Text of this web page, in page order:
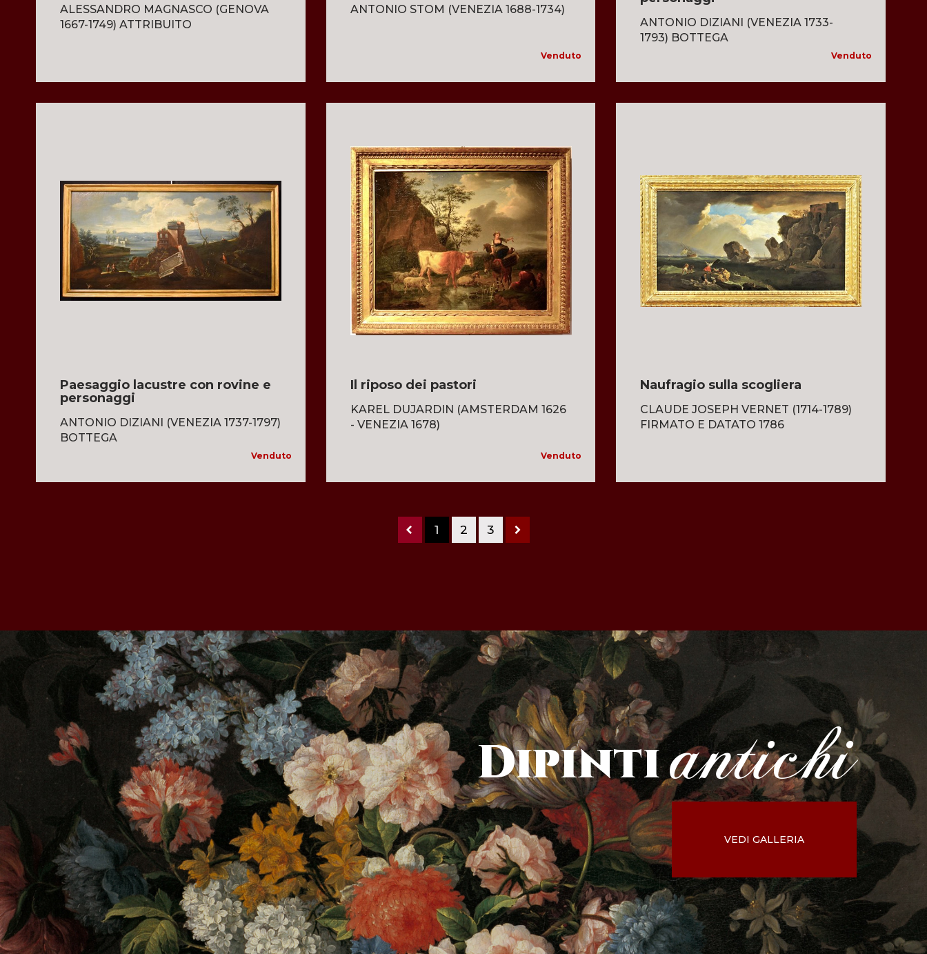
ALESSANDRO MAGNASCO (GENOVA
1667-1749) ATTRIBUITO
ANTONIO STOM (VENEZIA 1688-1734)
Venduto
ANTONIO DIZIANI (VENEZIA 1733-
1793) BOTTEGA
Venduto
Paesaggio lacustre con rovine e
personaggi
ANTONIO DIZIANI (VENEZIA 1737-1797)
BOTTEGA
Venduto
Il riposo dei pastori
KAREL DUJARDIN (AMSTERDAM 1626
- VENEZIA 1678)
Venduto
Naufragio sulla scogliera
CLAUDE JOSEPH VERNET (1714-1789)
FIRMATO E DATATO 1786
1 2 3
Dipinti antichi
VEDI GALLERIA